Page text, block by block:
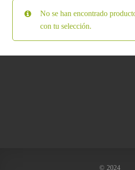
No se han encontrado
con tu selección.
© 2024